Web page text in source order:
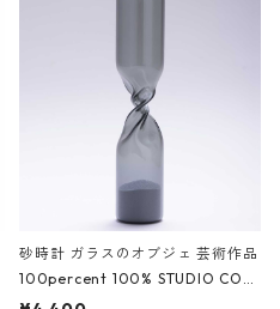
砂時計 ガラスのオブジェ 芸術作品
100percent 100% STUDIO COH
AKU Timeless 100パーセント ス